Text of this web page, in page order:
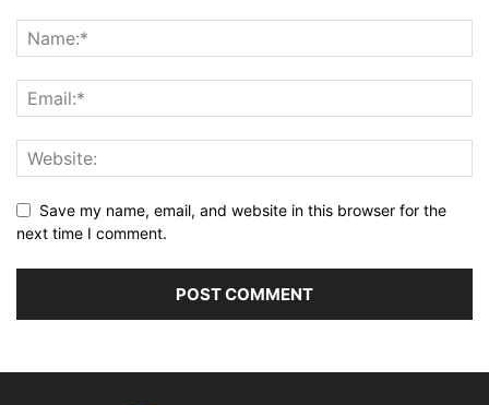
Save my name, email, and website in this browser for the
next time I comment.